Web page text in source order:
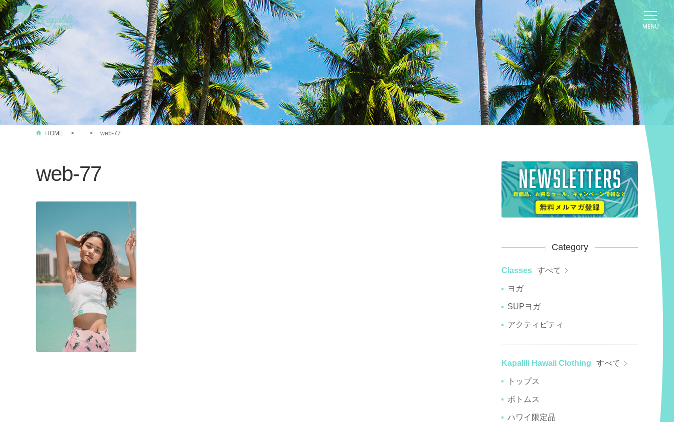
HOME web-77
web-77
Category
Classes すべて
ヨガ
SUPヨガ
アクティビティ
Kapalili Hawaii Clothing すべて
トップス
ボトムス
ハワイ限定品